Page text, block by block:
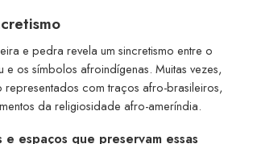
e pedra revela um sincretismo entre o
e os símbolos afroindígenas. Muitas vezes,
representados com traços afro-brasileiros,
da religiosidade afro-ameríndia.
e espaços que preservam essas